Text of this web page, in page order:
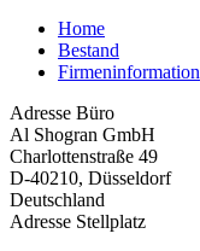
Home
Bestand
Firmeninformation
Adresse Büro
Al Shogran GmbH
Charlottenstraße 49
D-40210, Düsseldorf
Deutschland
Adresse Stellplatz